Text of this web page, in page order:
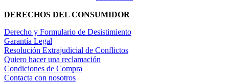
DERECHOS DEL CONSUMIDOR
Derecho y Formulario de Desistimiento
Garantía Legal
Resolución Extrajudicial de Conflictos
Quiero hacer una reclamación
Condiciones de Compra
Contacta con nosotros